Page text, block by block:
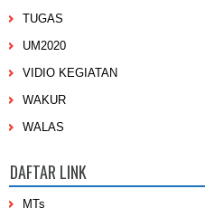
TUGAS
UM2020
VIDIO KEGIATAN
WAKUR
WALAS
DAFTAR LINK
MTs